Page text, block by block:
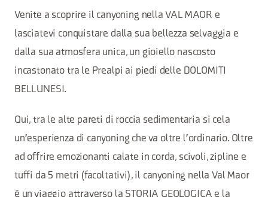
Venite a scoprire il canyoning nella VAL MAOR e
lasciatevi conquistare dalla sua bellezza selvaggia e
dalla sua atmosfera unica, un gioiello nascosto
incastonato tra le Prealpi ai piedi delle DOLOMITI
BELLUNESI.
Qui, tra le alte pareti di roccia sedimentaria si cela
un'esperienza di canyoning che va oltre l'ordinario. Oltre
ad offrire emozionanti calate in corda, scivoli, zipline e
tuffi da 5 metri (facoltativi), il canyoning nella Val Maor
è un viaggio attraverso la STORIA GEOLOGICA e la